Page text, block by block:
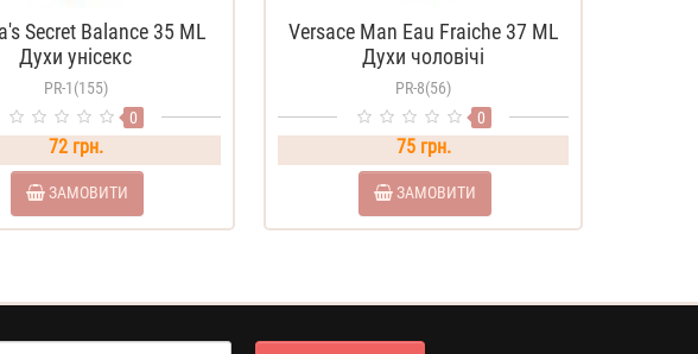
Secret Balance 35 ML
Духи унісекс
PR-1(155)
0
72 грн.
ЗАМОВИТИ
Versace Man Eau Fraiche 37 ML
Духи чоловічі
PR-8(56)
0
75 грн.
ЗАМОВИТИ